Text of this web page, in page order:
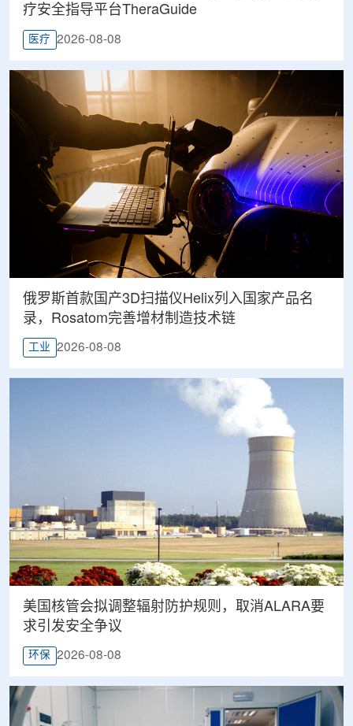
疗安全指导平台TheraGuide
医疗 2026-08-08
俄罗斯首款国产3D扫描仪Helix列入国家产品名
录，Rosatom完善增材制造技术链
工业 2026-08-08
美国核管会拟调整辐射防护规则，取消ALARA要
求引发安全争议
环保 2026-08-08